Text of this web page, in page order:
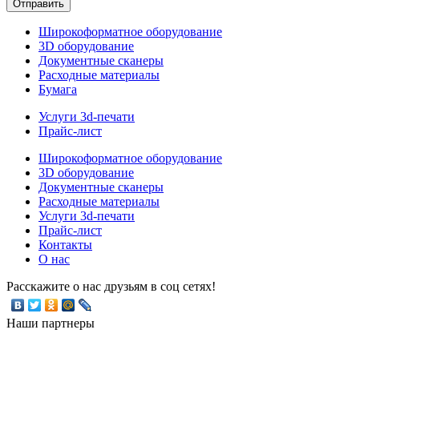
Широкоформатное оборудование
3D оборудование
Документные сканеры
Расходные материалы
Бумага
Услуги 3d-печати
Прайс-лист
Широкоформатное оборудование
3D оборудование
Документные сканеры
Расходные материалы
Услуги 3d-печати
Прайс-лист
Контакты
О нас
Расскажите о нас друзьям в соц сетях!
Наши партнеры